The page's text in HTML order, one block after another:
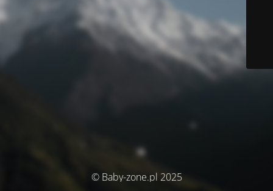
© Baby-zone.pl 2025